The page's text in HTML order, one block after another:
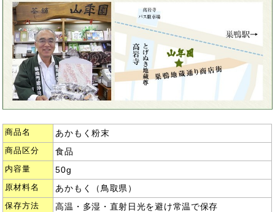
商品名 あかもく粉末
商品区分 食品
内容量 50g
原材料名 あかもく（鳥取県）
保存方法 高温・多湿・直射日光を避け常温で保存